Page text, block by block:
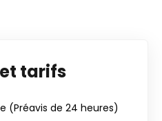
tarifs
(Préavis de 24 heures)